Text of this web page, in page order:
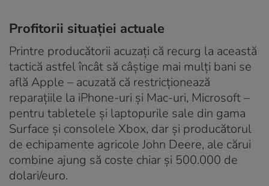
Profitorii situației actuale
Printre producătorii acuzați că recurg la această
tactică astfel încât să câștige mai mulți bani se
află Apple – acuzată că restricționează
reparațiile la iPhone-uri și Mac-uri, Microsoft –
pentru tabletele și laptopurile sale din gama
Surface și consolele Xbox, dar și producătorul
de echipamente agricole John Deere, ale cărui
combine ajung să coste chiar și 500.000 de
dolari/euro.